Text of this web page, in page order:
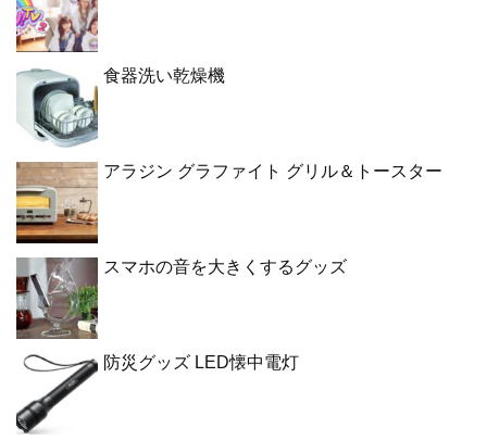
食器洗い乾燥機
アラジン グラファイト グリル＆トースター
スマホの音を大きくするグッズ
防災グッズ LED懐中電灯